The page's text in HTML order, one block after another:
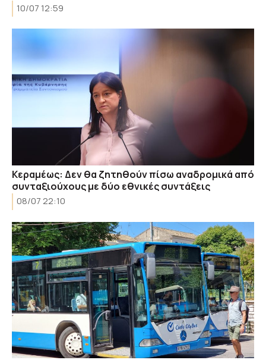
10/07 12:59
Κεραμέως: Δεν θα ζητηθούν πίσω αναδρομικά από
συνταξιούχους με δύο εθνικές συντάξεις
08/07 22:10